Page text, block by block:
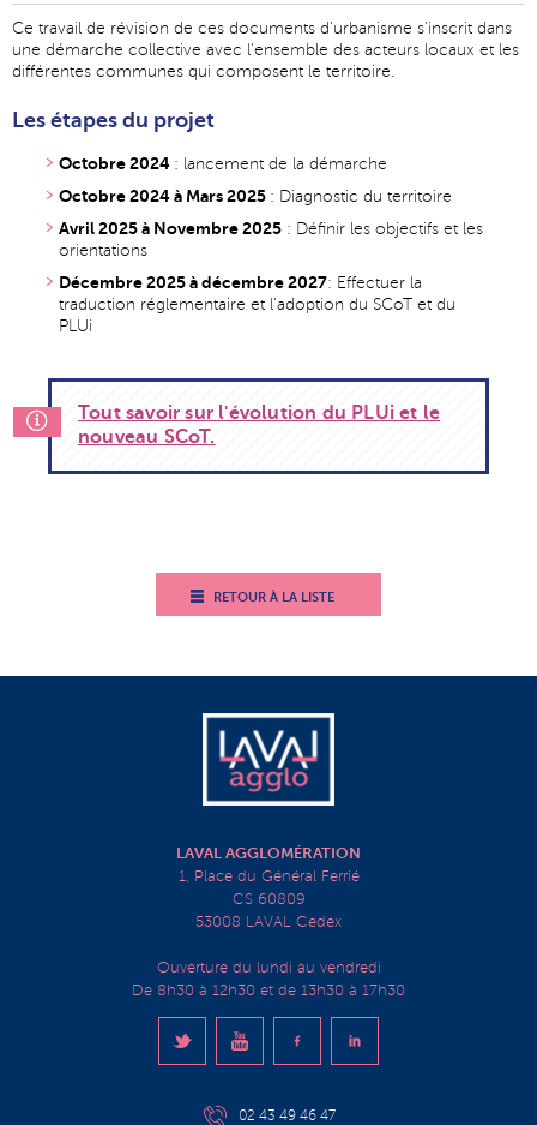
Ce travail de révision de ces documents d'urbanisme s'inscrit dans
une démarche collective avec l'ensemble des acteurs locaux et les
différentes communes qui composent le territoire.
Les étapes du projet
Octobre 2024 : lancement de la démarche
Octobre 2024 à Mars 2025 : Diagnostic du territoire
Avril 2025 à Novembre 2025 : Définir les objectifs et les
orientations
Décembre 2025 à décembre 2027: Effectuer la
traduction réglementaire et l'adoption du SCoT et du
PLUi
Tout savoir sur l'évolution du PLUi et le
nouveau SCoT.
RETOUR À LA LISTE
LAVAL AGGLOMÉRATION
1, Place du Général Ferrié
CS 60809
53008 LAVAL Cedex
Ouverture du lundi au vendredi
De 8h30 à 12h30 et de 13h30 à 17h30
02 43 49 46 47